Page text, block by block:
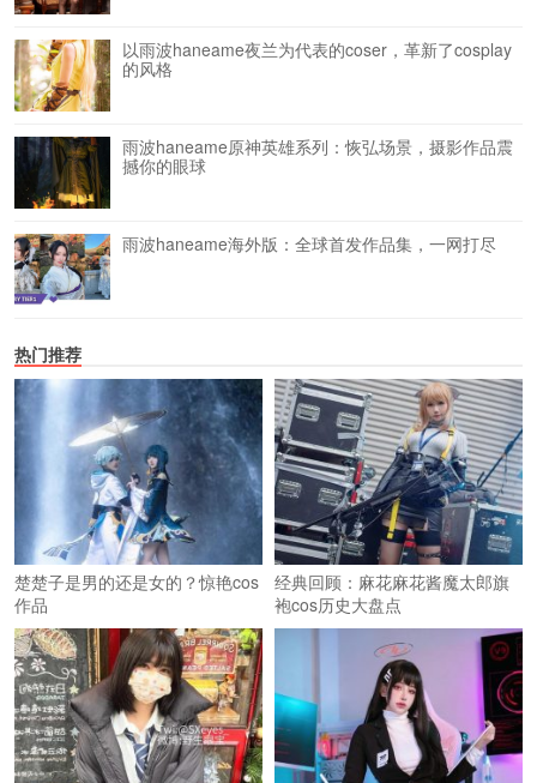
以雨波haneame夜兰为代表的coser，革新了cosplay
的风格
雨波haneame原神英雄系列：恢弘场景，摄影作品震
撼你的眼球
雨波haneame海外版：全球首发作品集，一网打尽
热门推荐
楚楚子是男的还是女的？惊艳cos
作品
经典回顾：麻花麻花酱魔太郎旗
袍cos历史大盘点